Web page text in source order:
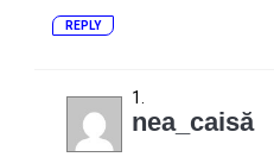
REPLY
nea_caisă